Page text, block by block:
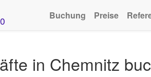
Buchung Preise
in Chemnitz